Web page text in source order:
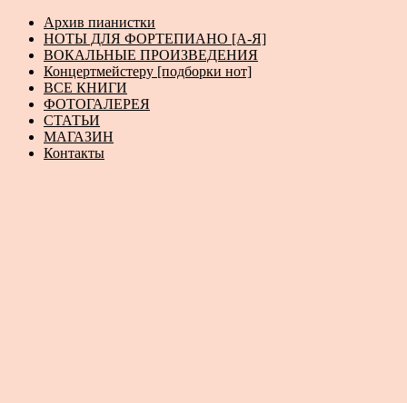
Архив пианистки
НОТЫ ДЛЯ ФОРТЕПИАНО [А-Я]
ВОКАЛЬНЫЕ ПРОИЗВЕДЕНИЯ
Концертмейстеру [подборки нот]
ВСЕ КНИГИ
ФОТОГАЛЕРЕЯ
СТАТЬИ
МАГАЗИН
Контакты